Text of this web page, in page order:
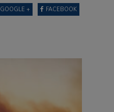
FACEBOOK
GOOGLE +